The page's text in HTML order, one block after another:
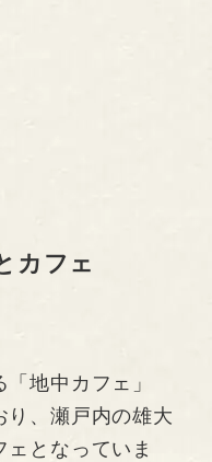
カフェ
地中カフェ」
り、瀬戸内の雄大
となっていま